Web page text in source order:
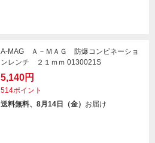
A-MAG Ａ－ＭＡＧ 防爆コンビネーショ
ンレンチ ２１ｍｍ 0130021S
5,140円
514ポイント
送料無料、8月14日（金） お届け